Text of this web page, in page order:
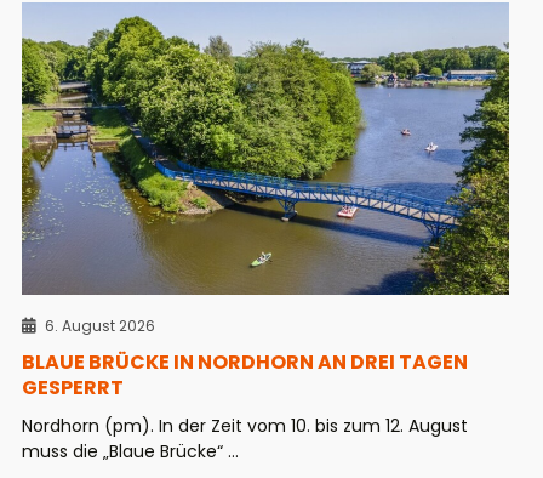
6. August 2026
BLAUE BRÜCKE IN NORDHORN AN DREI TAGEN
GESPERRT
Nordhorn (pm). In der Zeit vom 10. bis zum 12. August
muss die „Blaue Brücke“ ...